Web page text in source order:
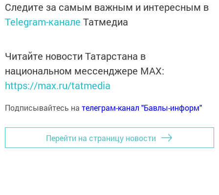
Следите за самым важным и интересным в
Telegram-канале Татмедиа
Читайте новости Татарстана в
национальном мессенджере MАХ:
https://max.ru/tatmedia
Подписывайтесь на телеграм-канал "Бавлы-информ"
Перейти на страницу новости